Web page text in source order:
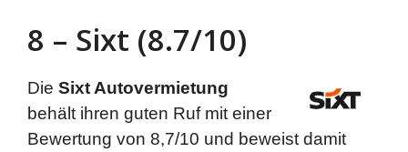
8 – Sixt (8.7/10)
Die Sixt Autovermietung
behält ihren guten Ruf mit einer
Bewertung von 8,7/10 und beweist damit